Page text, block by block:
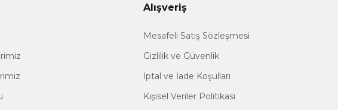
Alışveriş
Mesafeli Satış Sözleşmesi
Gizlilik ve Güvenlik
İptal ve İade Koşulları
Kişisel Veriler Politikası